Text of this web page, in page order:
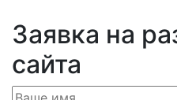
Заявка на
сайта